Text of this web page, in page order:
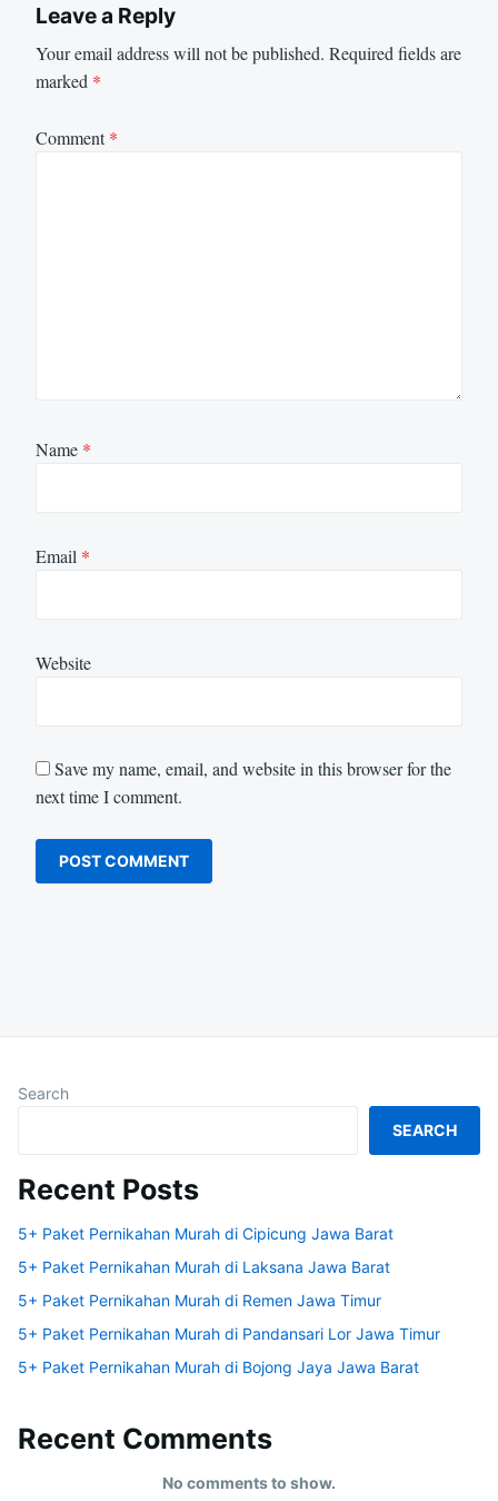
Leave a Reply
Your email address will not be published. Required fields are
marked *
Comment*
Name *
Email *
Website
Save my name, email, and website in this browser for the
next time I comment.
Search
SEARCH
Recent Posts
5+ Paket Pernikahan Murah di Cipicung Jawa Barat
5+ Paket Pernikahan Murah di Laksana Jawa Barat
5+ Paket Pernikahan Murah di Remen Jawa Timur
5+ Paket Pernikahan Murah di Pandansari Lor Jawa Timur
5+ Paket Pernikahan Murah di Bojong Jaya Jawa Barat
Recent Comments
No comments to show.